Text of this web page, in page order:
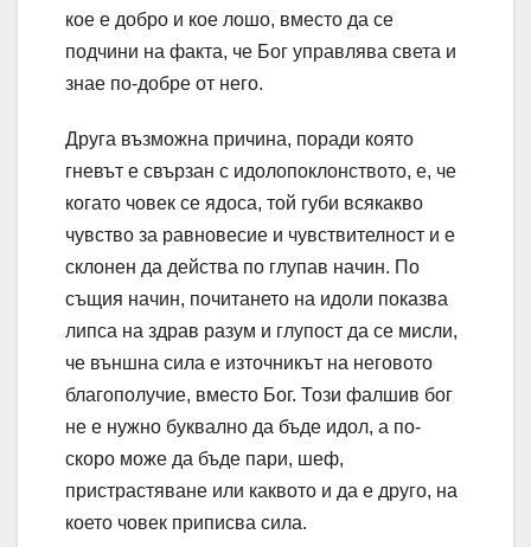
кое е добро и кое лошо, вместо да се
подчини на факта, че Бог управлява света и
знае по-добре от него.
Друга възможна причина, поради която
гневът е свързан с идолопоклонството, е, че
когато човек се ядоса, той губи всякакво
чувство за равновесие и чувствителност и е
склонен да действа по глупав начин. По
същия начин, почитането на идоли показва
липса на здрав разум и глупост да се мисли,
че външна сила е източникът на неговото
благополучие, вместо Бог. Този фалшив бог
не е нужно буквално да бъде идол, а по-
скоро може да бъде пари, шеф,
пристрастяване или каквото и да е друго, на
което човек приписва сила.